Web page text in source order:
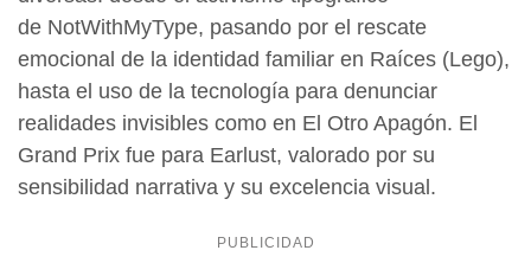
de NotWithMyType, pasando por el rescate
emocional de la identidad familiar en Raíces (Lego),
hasta el uso de la tecnología para denunciar
realidades invisibles como en El Otro Apagón. El
Grand Prix fue para Earlust, valorado por su
sensibilidad narrativa y su excelencia visual.